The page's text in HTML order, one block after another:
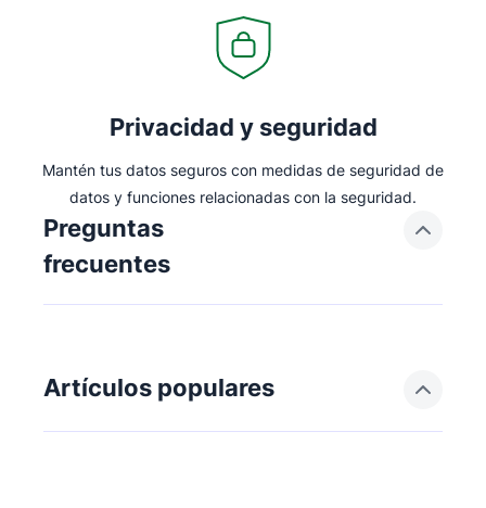
Privacidad y seguridad
Mantén tus datos seguros con medidas de seguridad de
datos y funciones relacionadas con la seguridad.
Preguntas
frecuentes
Artículos populares